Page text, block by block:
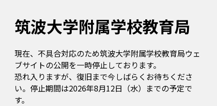
筑波大学附属学校教育局
現在、不具合対応のため筑波大学附属学校教育局ウェ
ブサイトの公開を一時停止しております。
恐れ入りますが、復旧まで今しばらくお待ちくださ
い。停止期間は2026年8月12日（水）までの予定で
す。